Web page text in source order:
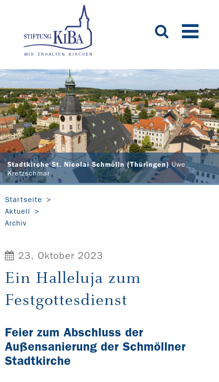
Stadtkirche St. Nicolai Schmölln (Thüringen)Uwe
Kretzschmar
Startseite
Aktuell
Archiv
23. Oktober 2023
Ein Halleluja zum
Festgottesdienst
Feier zum Abschluss der
Außensanierung der Schmöllner
Stadtkirche